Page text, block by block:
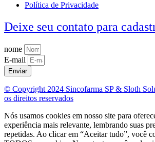
Política de Privacidade
Deixe seu contato para
nome
E-mail
Enviar
© Copyright 2024 Sincofarma SP & Sloth
os direitos reservados
Nós usamos cookies em nosso site para
experiência mais relevante, lembrando suas
repetidas. Ao clicar em “Aceitar tudo”, você